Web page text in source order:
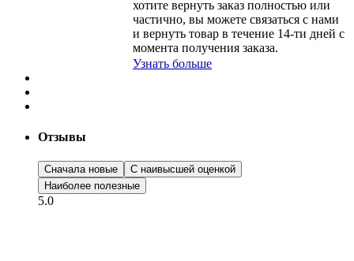
хотите вернуть заказ полностью или
частично, вы можете связаться с нами
и вернуть товар в течение 14-ти дней с
момента получения заказа.
Узнать больше
Отзывы
Сначала новые
С наивысшей оценкой
Наиболее полезные
5.0